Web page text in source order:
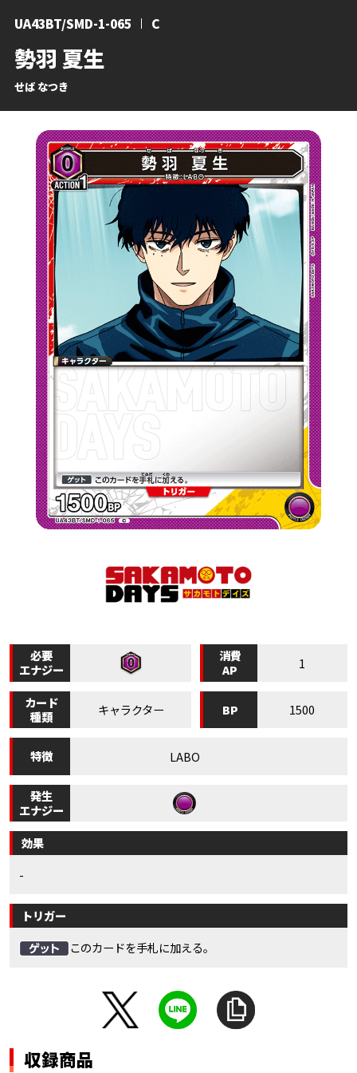
勢羽 夏生
せば なつき
UA43BT/SMD-1-065 C
必要
エナジー
消費
AP
1
カード
種類
キャラクター BP 1500
特徴 LABO
発生
エナジー
効果
-
トリガー
このカードを手札に加える。
収録商品